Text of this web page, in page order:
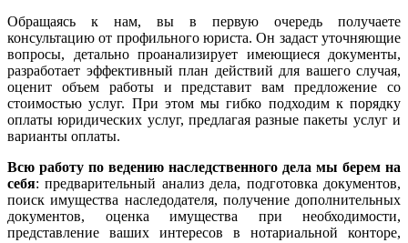
Обращаясь к нам, вы в первую очередь получаете
консультацию от профильного юриста. Он задаст уточняющие
вопросы, детально проанализирует имеющиеся документы,
разработает эффективный план действий для вашего случая,
оценит объем работы и представит вам предложение со
стоимостью услуг. При этом мы гибко подходим к порядку
оплаты юридических услуг, предлагая разные пакеты услуг и
варианты оплаты.
Всю работу по ведению наследственного дела мы берем на
себя: предварительный анализ дела, подготовка документов,
поиск имущества наследодателя, получение дополнительных
документов, оценка имущества при необходимости,
представление ваших интересов в нотариальной конторе,